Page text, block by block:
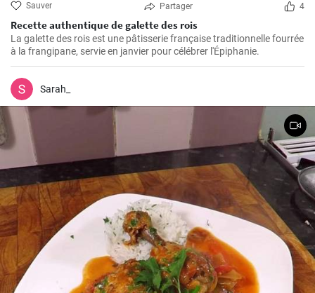
Sauver Partager 4
Recette authentique de galette des rois
La galette des rois est une pâtisserie française traditionnelle fourrée
à la frangipane, servie en janvier pour célébrer l'Épiphanie.
Sarah_